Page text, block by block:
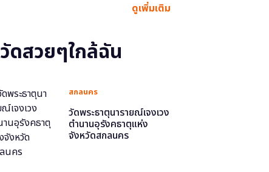
ดูเพิ่มเติม
วัดสวยๆใกล้ฉัน
สกลนคร
วัดพระธาตุนารายณ์เจงเวง
ตำนานอุรังคธาตุแห่ง
จังหวัดสกลนคร